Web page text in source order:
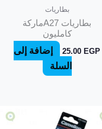
بطاريات
بطاريات A27ماركة
كامليون
25.00 EGP
إضافة إلى
السلة